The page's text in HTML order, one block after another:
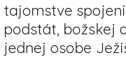
tajomstve
podstát, božskej
jednej osobe